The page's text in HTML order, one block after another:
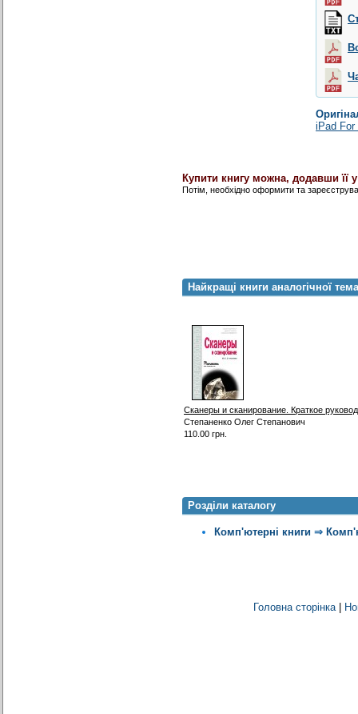
iPad For
Купити книгу можна, додавши
Потім, необхідно оформити та
Найкращі книги аналогічної
Сканеры и сканирование. Краткое
Степаненко Олег Степанович
110.00 грн.
Розділи каталогу
Комп'ютерні книги ⇒
Головна сторінка|